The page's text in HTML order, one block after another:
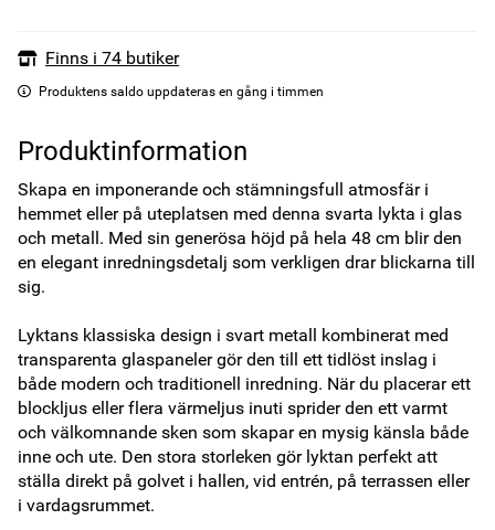
Finns i 74 butiker
Produktens saldo uppdateras en gång i timmen
Produktinformation
Skapa en imponerande och stämningsfull atmosfär i
hemmet eller på uteplatsen med denna svarta lykta i glas
och metall. Med sin generösa höjd på hela 48 cm blir den
en elegant inredningsdetalj som verkligen drar blickarna till
sig.
Lyktans klassiska design i svart metall kombinerat med
transparenta glaspaneler gör den till ett tidlöst inslag i
både modern och traditionell inredning. När du placerar ett
blockljus eller flera värmeljus inuti sprider den ett varmt
och välkomnande sken som skapar en mysig känsla både
inne och ute. Den stora storleken gör lyktan perfekt att
ställa direkt på golvet i hallen, vid entrén, på terrassen eller
i vardagsrummet.